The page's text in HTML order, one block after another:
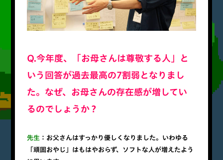
Q.今年度、「お母さんは尊敬する人」と
いう回答が過去最高の7割弱となりまし
た。なぜ、お母さんの存在感が増してい
るのでしょうか？
先生 ：お父さんはすっかり優しくなりました。いわゆる
「頑固おやじ」はもはやおらず、ソフトな人が増えたよう